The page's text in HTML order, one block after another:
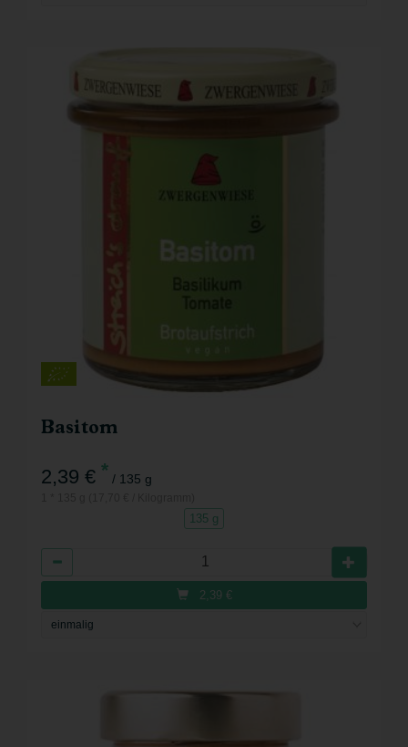
Basitom
2,39 € * / 135 g
135 g
2,39 €